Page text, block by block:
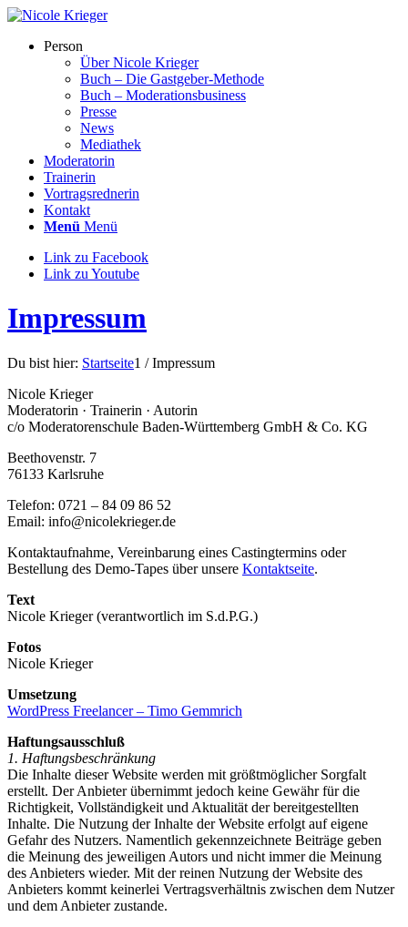
Person
Über Nicole Krieger
Buch – Die Gastgeber-Methode
Buch – Moderations­business
Presse
News
Mediathek
Moderatorin
Trainerin
Vortragsrednerin
Kontakt
Menü Menü
Link zu Facebook
Link zu Youtube
Impressum
Du bist hier: Startseite1 / Impressum
Nicole Krieger
Moderatorin · Trainerin · Autorin
c/o Moderatorenschule Baden-Württemberg GmbH & Co. KG
Beethovenstr. 7
76133 Karlsruhe
Telefon: 0721 – 84 09 86 52
Email: info@nicolekrieger.de
Kontaktaufnahme, Vereinbarung eines Castingtermins oder
Bestellung des Demo-Tapes über unsere Kontaktseite.
Text
Nicole Krieger (verantwortlich im S.d.P.G.)
Fotos
Nicole Krieger
Umsetzung
WordPress Freelancer – Timo Gemmrich
Haftungsausschluß
1. Haftungsbeschränkung
Die Inhalte dieser Website werden mit größtmöglicher Sorgfalt
erstellt. Der Anbieter übernimmt jedoch keine Gewähr für die
Richtigkeit, Vollständigkeit und Aktualität der bereitgestellten
Inhalte. Die Nutzung der Inhalte der Website erfolgt auf eigene
Gefahr des Nutzers. Namentlich gekennzeichnete Beiträge geben
die Meinung des jeweiligen Autors und nicht immer die Meinung
des Anbieters wieder. Mit der reinen Nutzung der Website des
Anbieters kommt keinerlei Vertragsverhältnis zwischen dem Nutzer
und dem Anbieter zustande.